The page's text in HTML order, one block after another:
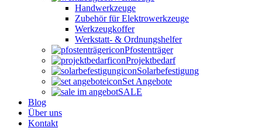
Handwerkzeuge
Zubehör für Elektrowerkzeuge
Werkzeugkoffer
Werkstatt- & Ordnungshelfer
Pfostenträger
Projektbedarf
Solarbefestigung
Set Angebote
SALE
Blog
Über uns
Kontakt